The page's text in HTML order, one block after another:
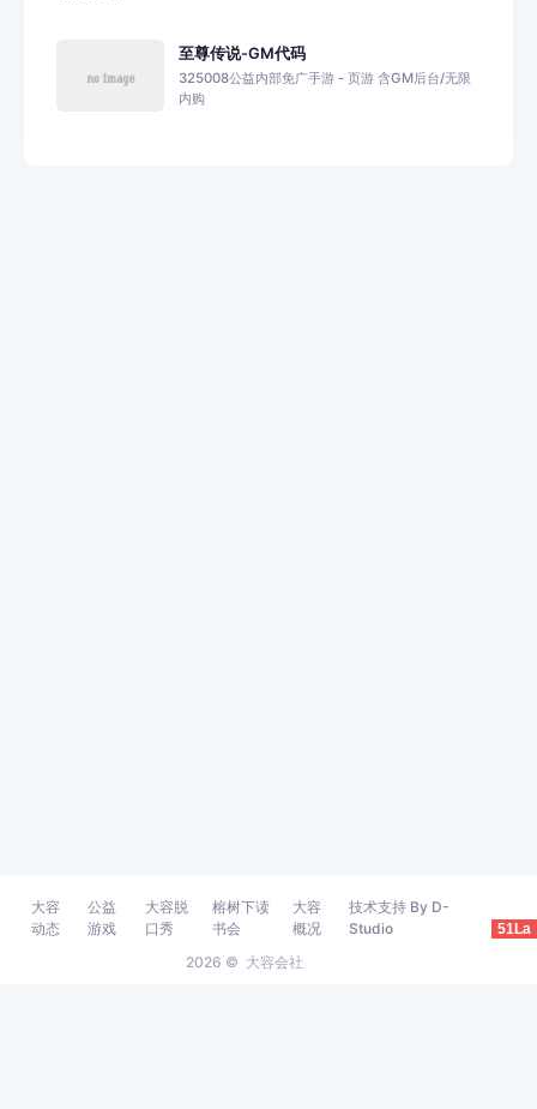
至尊传说-GM代码
325008公益内部免广手游 - 页游 含GM后台/无限
内购
2026 © 大容会社
大容
动态
公益
游戏
大容脱
口秀
榕树下读
书会
大容
概况
技术支持 By D-
Studio
51La